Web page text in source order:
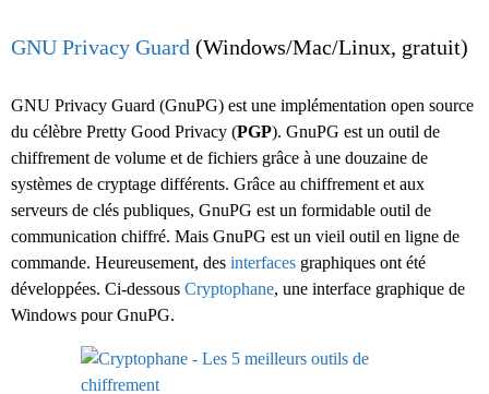
GNU Privacy Guard (Windows/Mac/Linux, gratuit)
GNU Privacy Guard (GnuPG) est une implémentation open source
du célèbre Pretty Good Privacy (PGP). GnuPG est un outil de
chiffrement de volume et de fichiers grâce à une douzaine de
systèmes de cryptage différents. Grâce au chiffrement et aux
serveurs de clés publiques, GnuPG est un formidable outil de
communication chiffré. Mais GnuPG est un vieil outil en ligne de
commande. Heureusement, des interfaces graphiques ont été
développées. Ci-dessous Cryptophane, une interface graphique de
Windows pour GnuPG.